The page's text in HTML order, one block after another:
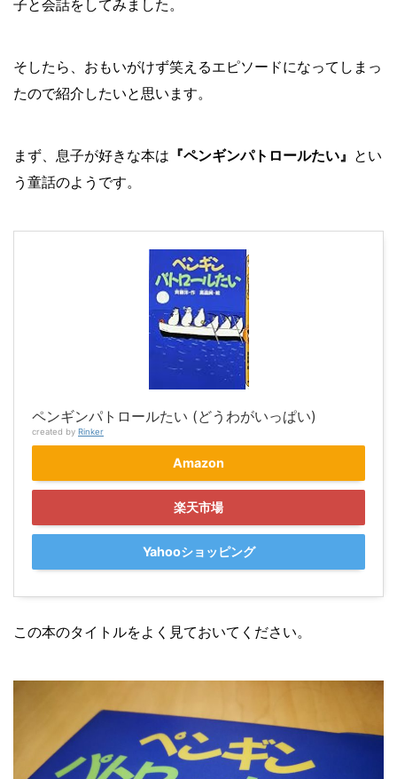
子と会話をしてみました。
そしたら、おもいがけず笑えるエピソードになってしまっ
たので紹介したいと思います。
まず、息子が好きな本は 『ペンギンパトロールたい』 とい
う童話のようです。
ペンギンパトロールたい (どうわがいっぱい)
created by Rinker
Amazon
楽天市場
Yahooショッピング
この本のタイトルをよく見ておいてください。